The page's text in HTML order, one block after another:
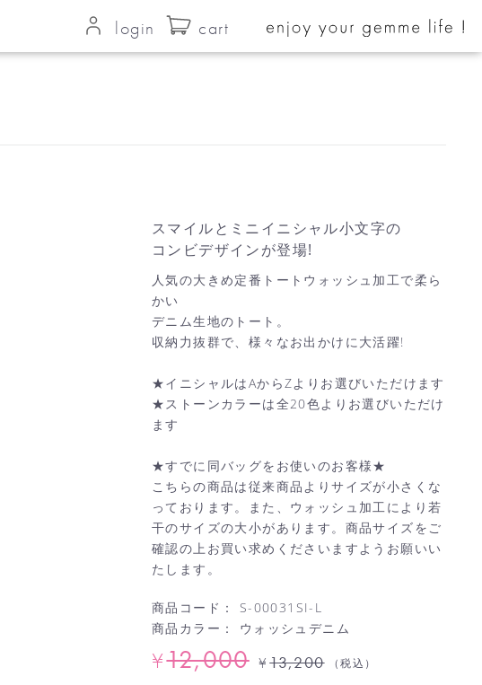
login cart
スマイルとミニイニシャル小文字の
コンビデザインが登場!
人気の大きめ定番トートウォッシュ加工で柔ら
かい
デニム生地のトート。
収納力抜群で、様々なお出かけに大活躍!
★イニシャルはAからZよりお選びいただけます
★ストーンカラーは全20色よりお選びいただけ
ます
★すでに同バッグをお使いのお客様★
こちらの商品は従来商品よりサイズが小さくな
っております。また、ウォッシュ加工により若
干のサイズの大小があります。商品サイズをご
確認の上お買い求めくださいますようお願いい
たします。
商品コード： S-00031SI-L
商品カラー： ウォッシュデニム
¥12,000 ¥ 13,200 （税込）